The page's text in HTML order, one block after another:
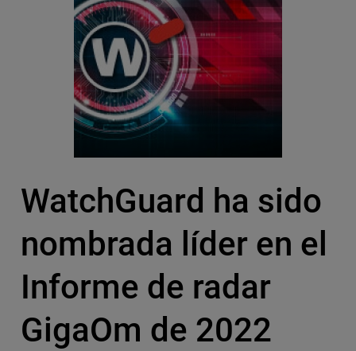
WatchGuard ha sido
nombrada líder en el
Informe de radar
GigaOm de 2022